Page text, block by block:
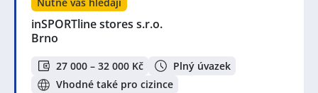
inSPORTline stores s.r.o.
Brno
27 000 – 32 000 Kč
Plný úvazek
Vhodné také pro cizince